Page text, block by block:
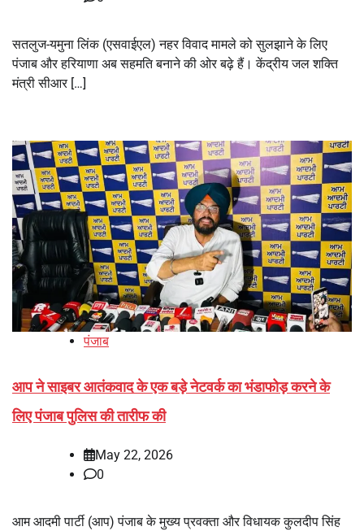
सतलुज-यमुना लिंक (एसवाईएल) नहर विवाद मामले को सुलझाने के लिए
पंजाब और हरियाणा अब सहमति बनाने की ओर बढ़े हैं। केंद्रीय जल शक्ति
मंत्री सीआर […]
पंजाब
आप ने साइबर आतंकवाद के एक बड़े नेटवर्क का भंडाफोड़ करने के
लिए पंजाब पुलिस की तारीफ की
May 22, 2026
0
आम आदमी पार्टी (आप) पंजाब के मुख्य प्रवक्ता और विधायक कुलदीप सिंह